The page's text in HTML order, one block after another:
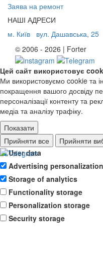
Заява на ремонт
НАШІ АДРЕСИ
м. Київ
вул. Дашавська, 25
© 2006 - 2026 | Forter
Цей сайт використовує
Ми використовуємо cookie та
покращення вашого досвіду
персоналізації контенту та
медіа та аналізу трафіку.
Показати
Ad storage
User data
Advertising personalization
Storage of analytics
Functionality storage
Personalization storage
Security storage
Прийняти все Прийняти